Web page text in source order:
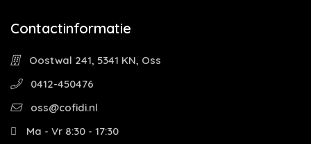
Contactinformatie
Oostwal 241, 5341 KN, Oss
0412-450476
oss@cofidi.nl
Ma - Vr 8:30 - 17:30